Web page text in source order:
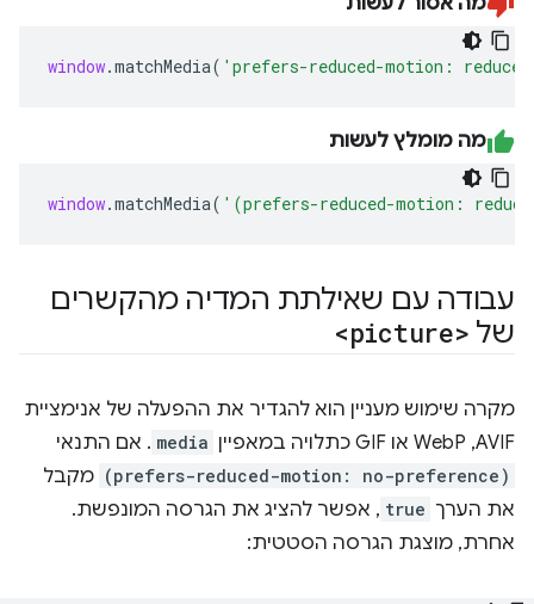
window.matchMedia( 'prefers-reduced-motion: reduce'
מה מומלץ לעשות
window.matchMedia( '(prefers-reduced-motion:
עבודה עם שאילתת המדיה מהקשרים
של <picture>
מקרה שימוש מעניין הוא להגדיר את ההפעלה של אנימציית
AVIF,‏ WebP או GIF כתלויה במאפיין
media . אם התנאי
(prefers-reduced-motion: no-preference) מקבל
את הערך true , אפשר להציג את הגרסה המונפשת.
אחרת, מוצגת הגרסה הסטטית: